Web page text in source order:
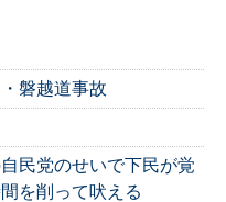
磐越道事故
民党のせいで下民が覚
を削って吠える